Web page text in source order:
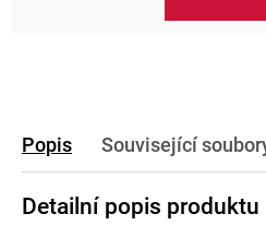
Popis Související
Detailní popis produktu